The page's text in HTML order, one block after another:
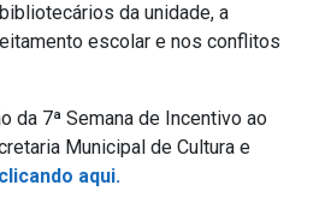
da unidade, a
escolar e nos conflitos
da 7ª Semana de Incentivo ao
Municipal de Cultura e
aqui.